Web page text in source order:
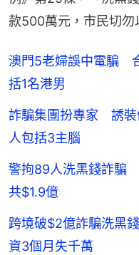
款500萬元，市民切勿
澳門5老婦誤中電騙
括1名港男
詐騙集團扮專家 誘
人包括3主腦
警拘89人洗黑錢詐
共$1.9億
跨境破$2億詐騙洗黑
資3個月失千萬